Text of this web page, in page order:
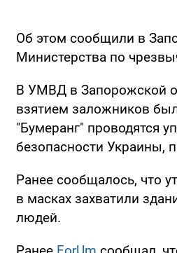
Об этом сообщили в
Министерства по
В УМВД в Запорожской
взятием заложников
"Бумеранг" проводятся
безопасности Украины,
Ранее сообщалось, что
в масках захватили
людей.